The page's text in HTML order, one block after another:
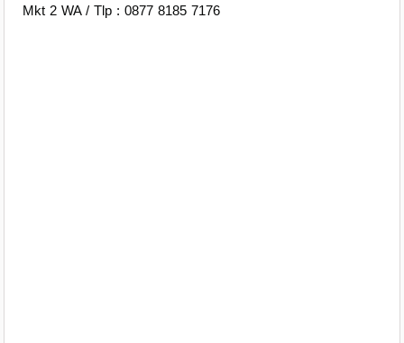
Mkt 2 WA / Tlp : 0877 8185 7176